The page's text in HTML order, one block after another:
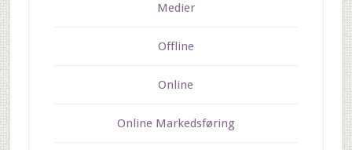
Medier
Offline
Online
Online Markedsføring